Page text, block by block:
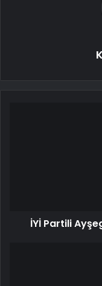
İYİ Partili